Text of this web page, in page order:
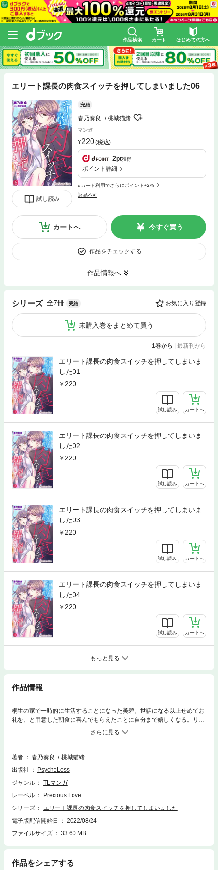
作品検索 カート はじめての方へ
エリート課長の肉食スイッチを押してしまいました06
試し読み
完結
春乃奏良 桃城猫緒
マンガ
220(税込)
2pt獲得
ポイント詳細
dカード利用でさらにポイント+2%
返品不可
カートへ 今すぐ買う
作品をチェックする
作品情報へ
シリーズ 全7冊 完結 お気に入り登録
未購入巻をまとめて買う
1巻から | 最新刊から
エリート課長の肉食スイッチを押してしまいま
した01
220
試し読み カートへ
エリート課長の肉食スイッチを押してしまいま
した02
220
試し読み カートへ
エリート課長の肉食スイッチを押してしまいま
した03
220
試し読み カートへ
エリート課長の肉食スイッチを押してしまいま
した04
220
試し読み カートへ
もっと見る
作品情報
桐生の家で一時的に生活することになった美碧。世話になる以上せめてお
礼を、と用意した朝食に喜んでもらえたことに自分まで嬉しくなる。リハ
ビリを兼ねて他の家事も行うが、一息つくと桐生のことばかり考えてる美
碧、伝えたい想いはあるが…。桃城猫緒原作「エリート課長の肉食スイッ
チを押してしまいました」のコミカライズ！
著者
春乃奏良
桃城猫緒
出版社
PsycheLoss
ジャンル
TLマンガ
レーベル
Precious Love
シリーズ
エリート課長の肉食スイッチを押してしまいました
電子版配信開始日
2022/08/24
ファイルサイズ
33.60 MB
作品をシェアする